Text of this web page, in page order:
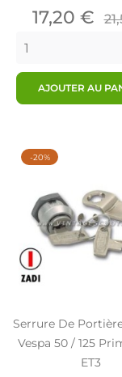
Prix
17,20 €
AJOUTER AU
Serrure De
Vespa 50 / 125
ET3
-20%